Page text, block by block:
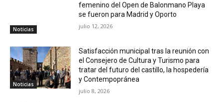
Noticias
femenino del Open de Balonmano Playa
se fueron para Madrid y Oporto
julio 12, 2026
Noticias
Satisfacción municipal tras la reunión con
el Consejero de Cultura y Turismo para
tratar del futuro del castillo, la hospedería
y Contempopránea
julio 8, 2026